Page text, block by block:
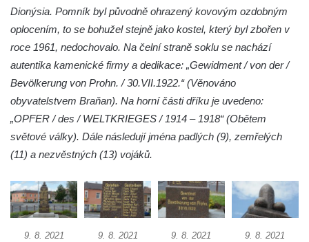
Památník obětem holokaustu v Lipové ulici
v Duchcově
Pomník obětem válek v Jeníkově
Pamětní deska obětem 1. světové války na
kapli Panny Marie v Lahošti
Pomník obětem 2. světové války v parku v
Pomník obětem bombardování 8. 5. 1945 v
Pamětní deska Rumburské vzpoury na
Základní škole Tyršova v Rumburku
Dionýsia. Pomník byl původně ohrazený kovovým ozdobným
oplocením, to se bohužel stejně jako kostel, který byl zbořen v
roce 1961, nedochovalo. Na čelní straně soklu se nachází
autentika kamenické firmy a dedikace: „Gewidment / von der /
Bevölkerung von Prohn. / 30.VII.1922.“ (Věnováno
obyvatelstvem Braňan). Na horní části dříku je uvedeno:
„OPFER / des / WELTKRIEGES / 1914 – 1918“ (Obětem
světové války). Dále následují jména padlých (9), zemřelých
(11) a nezvěstných (13) vojáků.
9. 8. 2021 9. 8. 2021 9. 8. 2021 9. 8. 2021